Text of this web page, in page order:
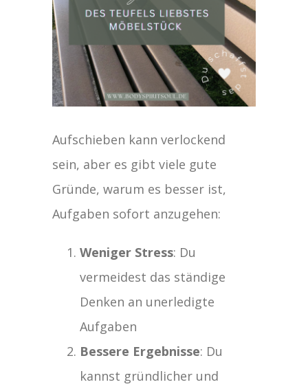
Aufschieben kann verlockend
sein, aber es gibt viele gute
Gründe, warum es besser ist,
Aufgaben sofort anzugehen:
Weniger Stress: Du
vermeidest das ständige
Denken an unerledigte
Aufgaben
Bessere Ergebnisse: Du
kannst gründlicher und